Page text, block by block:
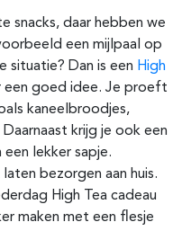
snacks, daar hebben we
een mijlpaal op
situatie? Dan is een High
een goed idee. Je proeft
kaneelbroodjes,
krijg je ook een
lekker sapje.
bezorgen aan huis.
High Tea cadeau
maken met een flesje